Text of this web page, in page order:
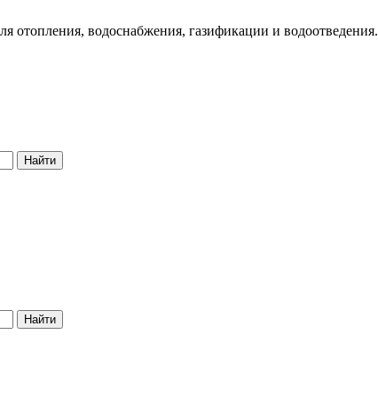
отопления, водоснабжения, газификации и водоотведения.